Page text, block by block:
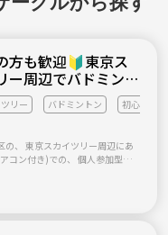
youtu.be/2kG-K6sSECE お気
15 シーズンも近づいて来たの
、顔合わせも兼ねて冬の始まり
たいと思います♡（Halloween等
す♡） 参加される方々
られる方がほぼなので、初めま
横ノリ好き同士ですぐに打ち解
ので気軽に来て欲しいと思いま
願い致します（≧∇≦）！
場：上越国際スキー場、かぐら
子スキー場、宝台樹スキー場、
リーな方が多いので楽しんでご
セージ機能からご応募下さいま
らい走れるかなど） ・参加理由
の返信を心がけております。 ※
載されていない場合など、返信
もございます。 ※ビジネス、宗
ニング目的以外のご参加は受け
せんのでご応募はお控え下さ
方も歓迎🔰東京ス
ー周辺でバドミント
リー バドミントン 初心者歓迎
の、 東京スカイツリー周辺にあ
コン付き)での、 個人参加型の
の参加者を、 男女募集しており
体は、区の社会教育関係団体で